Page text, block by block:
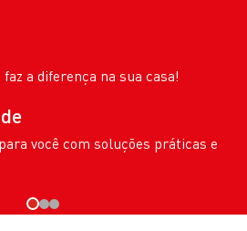
faz a diferença na sua casa!
você com soluções práticas e